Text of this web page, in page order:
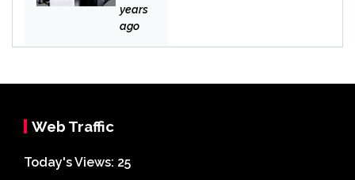
n
Bek
years
ago
Web Traffic
Today's Views: 25